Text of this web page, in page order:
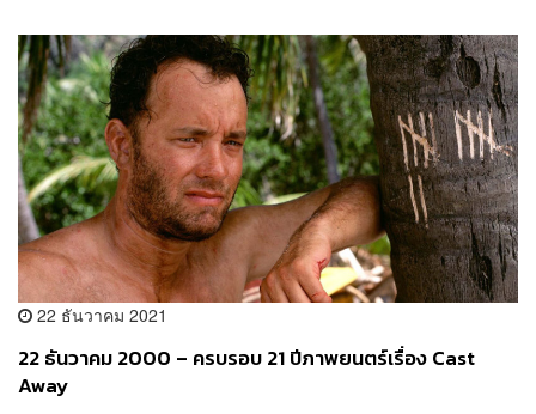
22 ธันวาคม 2021
22 ธันวาคม 2000 – ครบรอบ 21 ปีภาพยนตร์เรื่อง Cast
Away